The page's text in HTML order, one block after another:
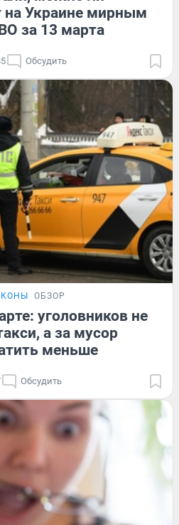
на Украине мирным
за 13 марта
Обсудить
ОБЗОР
уголовников не
а за мусор
меньше
Обсудить